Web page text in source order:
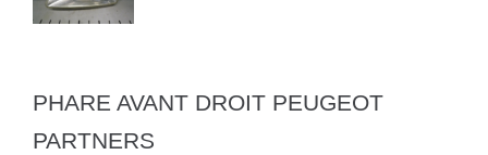
PHARE AVANT DROIT PEUGEOT
PARTNERS